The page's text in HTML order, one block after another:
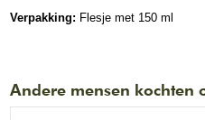
Verpakking: Flesje met 150 ml
Andere mensen kochten